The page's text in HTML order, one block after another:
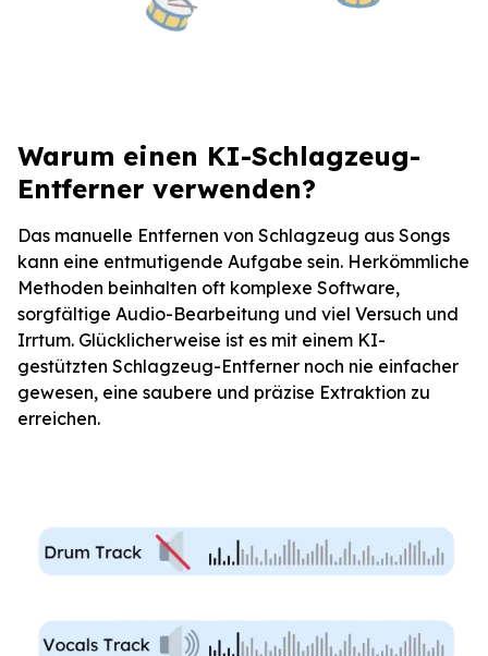
Warum einen KI-Schlagzeug-
Entferner verwenden?
Das manuelle Entfernen von Schlagzeug aus Songs
kann eine entmutigende Aufgabe sein. Herkömmliche
Methoden beinhalten oft komplexe Software,
sorgfältige Audio-Bearbeitung und viel Versuch und
Irrtum. Glücklicherweise ist es mit einem KI-
gestützten Schlagzeug-Entferner noch nie einfacher
gewesen, eine saubere und präzise Extraktion zu
erreichen.